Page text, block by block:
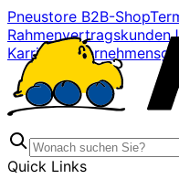
Pneustore B2B-Shop
Rahmenvertragskunden
Karriere
Quick Links